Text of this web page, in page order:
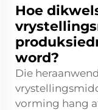
Hoe
word?
Die
vorming hang